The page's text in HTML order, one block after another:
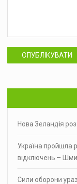
ОПУБЛІКУВАТИ
Нова Зеландія
Україна пройшла
відключень –
Сили оборони